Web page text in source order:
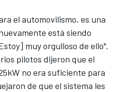
el automovilismo, es una
está siendo
muy orgulloso de ello".
pilotos dijeron que el
no era suficiente para
de que el sistema les